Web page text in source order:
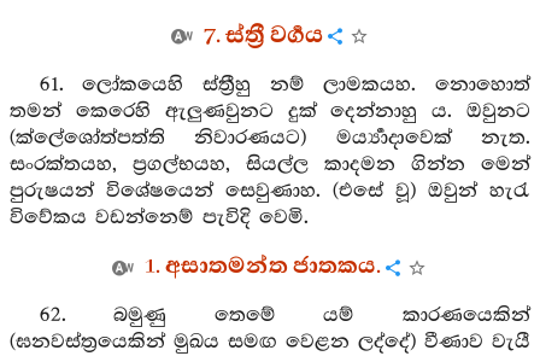
7. ස්ත්‍රී වර්‍ගය
61. ලෝකයෙහි ස්ත්‍රීහු නම් ලාමකයහ. නොහොත්
තමන් කෙරෙහි ඇලුණවුනට දුක් දෙන්නාහු ය. ඔවුනට
(ක්ලේශෝත්පත්ති නිවාරණයට) මර්‍ය්‍යාදාවෙක් නැත.
සංරක්තයහ, ප්‍රගල්භයහ, සියල්ල කාදමන ගින්න මෙන්
පුරුෂයන් විශේෂයෙන් සෙවුණාහ. (එසේ වූ) ඔවුන් හැරැ
විවේකය වඩන්නෙම් පැවිදි වෙමි.
1. අසාතමන්ත ජාතකය.
62. බමුණු තෙමේ යම් කාරණයෙකින්
(ඝනවස්ත්‍රයෙකින් මුඛය සමඟ වෙළන ලද්දේ) වීණාව වැයී